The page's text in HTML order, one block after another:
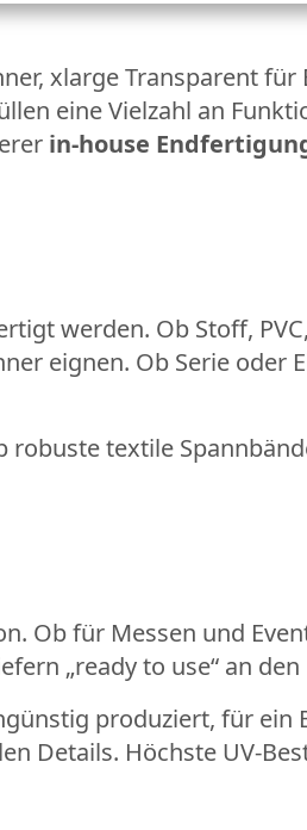
xlarge Transparent für
eine Vielzahl an
in-house
werden. Ob Stoff,
eignen. Ob Serie oder
textile
Ob für Messen und
„ready to use“ an den
produziert, für ein
Details. Höchste UV-